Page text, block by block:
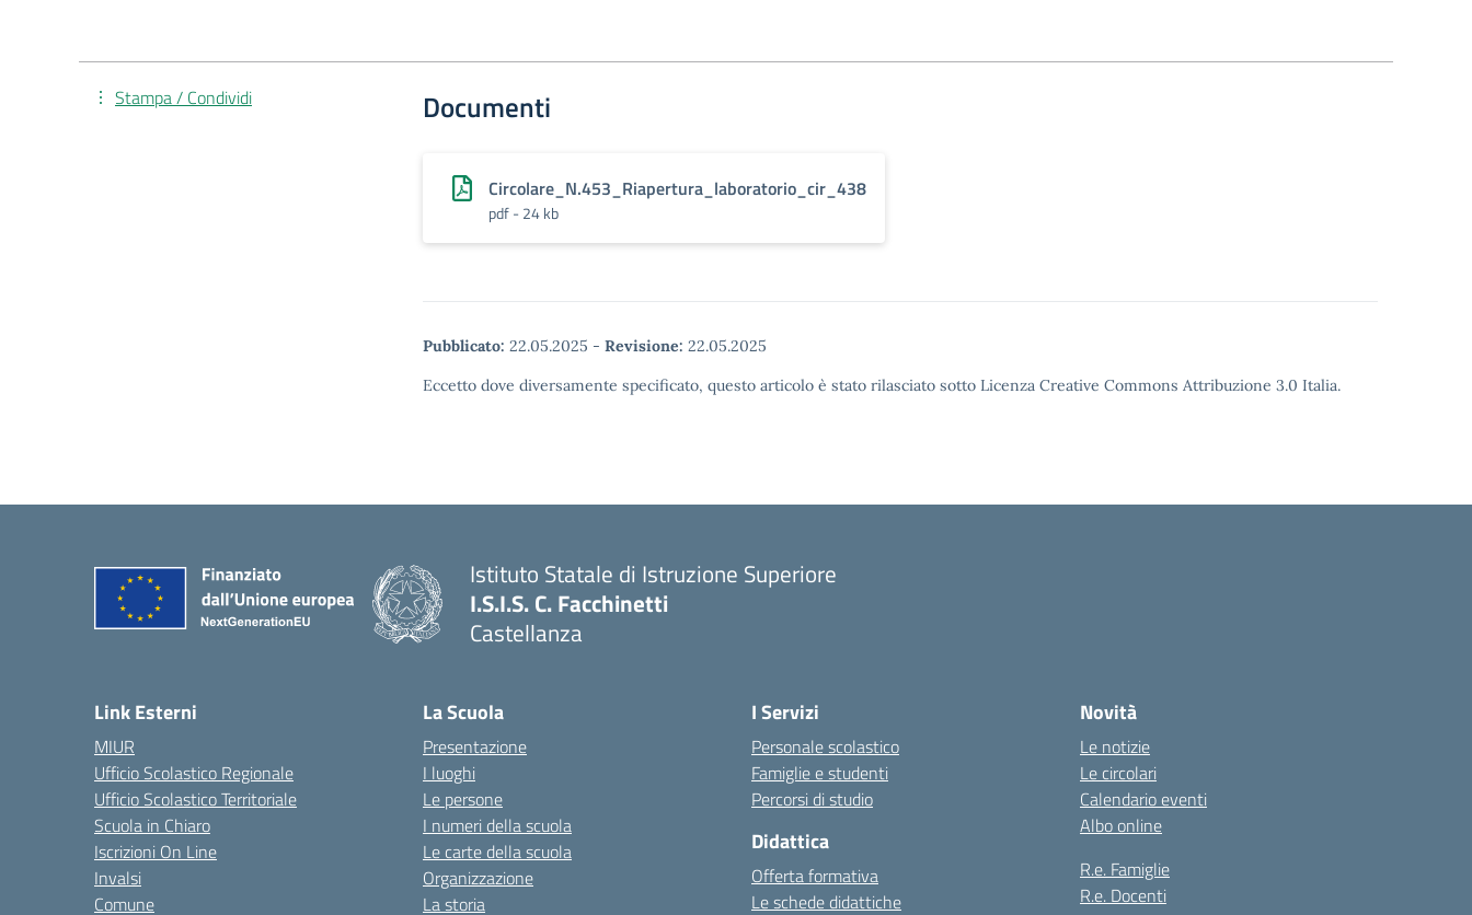
Documenti
Circolare_N.453_Riapertura_laboratorio_cir_438
pdf - 24 kb
Pubblicato: 22.05.2025 - Revisione: 22.05.2025
Eccetto dove diversamente specificato, questo articolo è stato rilasciato sotto Licenza Creative Commons Attribuzione 3.0 Italia.
Stampa / Condividi
Istituto Statale di Istruzione Superiore
I.S.I.S. C. Facchinetti
Castellanza
Link Esterni
MIUR
Ufficio Scolastico Regionale
Ufficio Scolastico Territoriale
Scuola in Chiaro
Iscrizioni On Line
Invalsi
Comune
La Scuola
Presentazione
I luoghi
Le persone
I numeri della scuola
Le carte della scuola
Organizzazione
La storia
I Servizi
Personale scolastico
Famiglie e studenti
Percorsi di studio
Didattica
Offerta formativa
Le schede didattiche
Novità
Le notizie
Le circolari
Calendario eventi
Albo online
R.e. Famiglie
R.e. Docenti